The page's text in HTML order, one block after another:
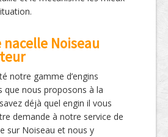
Noiseau
notre gamme d’engins
que nous proposons à la
déjà quel engin il vous
demande à notre service de
sur Noiseau et nous y